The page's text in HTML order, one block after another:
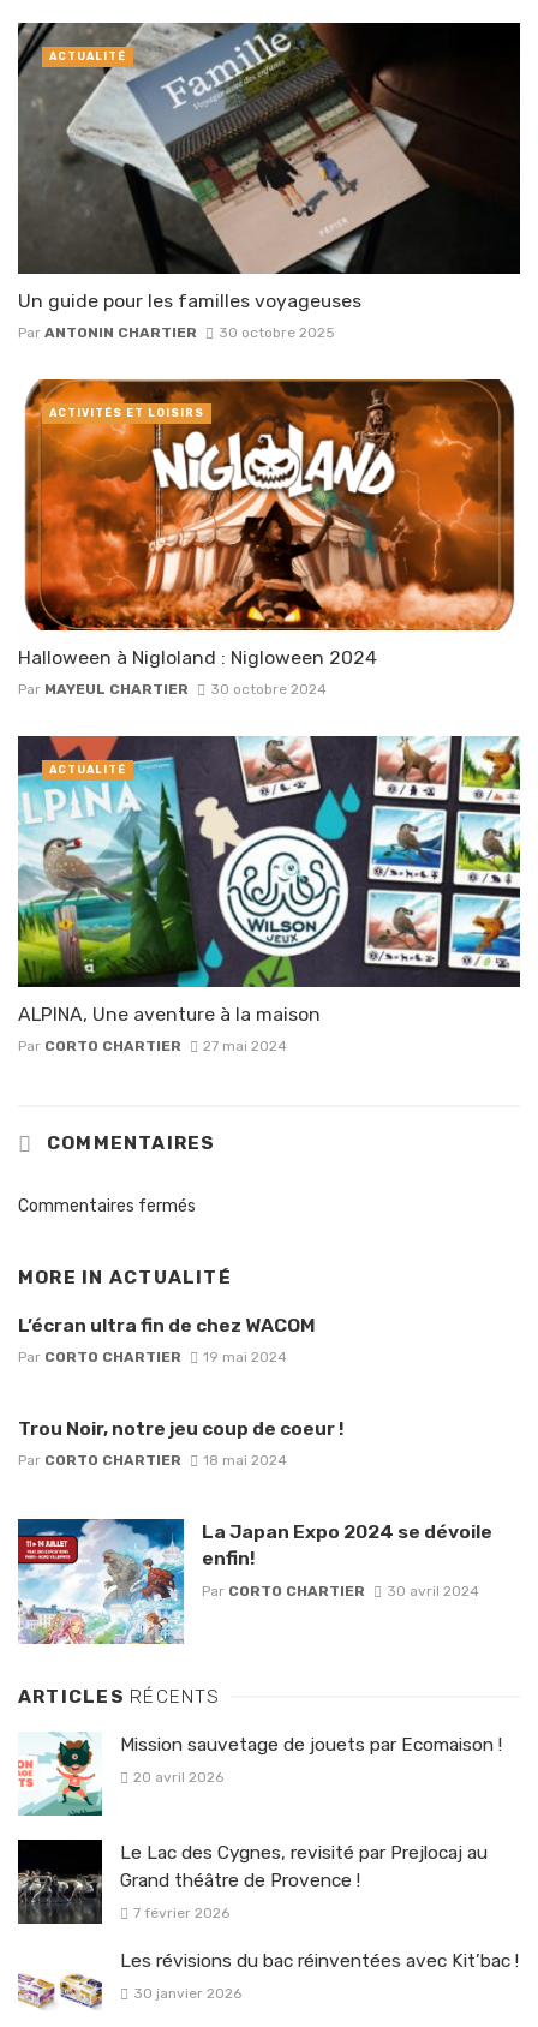
Un guide pour les familles voyageuses
Par ANTONIN CHARTIER 30 octobre 2025
ACTUALITÉ
Halloween à Nigloland : Nigloween 2024
Par MAYEUL CHARTIER 30 octobre 2024
ACTIVITÉS ET LOISIRS
ALPINA, Une aventure à la maison
Par CORTO CHARTIER 27 mai 2024
ACTUALITÉ
COMMENTAIRES
Commentaires fermés
MORE IN ACTUALITÉ
L’écran ultra fin de chez WACOM
Par CORTO CHARTIER 19 mai 2024
Trou Noir, notre jeu coup de coeur !
Par CORTO CHARTIER 18 mai 2024
La Japan Expo 2024 se dévoile
enfin!
Par CORTO CHARTIER 30 avril 2024
ARTICLES RÉCENTS
Mission sauvetage de jouets par Ecomaison !
20 avril 2026
Le Lac des Cygnes, revisité par Prejlocaj au
Grand théâtre de Provence !
7 février 2026
Les révisions du bac réinventées avec Kit’bac !
30 janvier 2026